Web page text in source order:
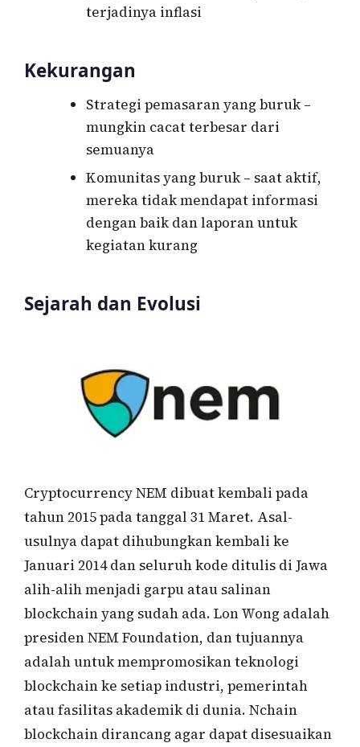
terjadinya inflasi
Kekurangan
Strategi pemasaran yang buruk –
mungkin cacat terbesar dari
semuanya
Komunitas yang buruk – saat aktif,
mereka tidak mendapat informasi
dengan baik dan laporan untuk
kegiatan kurang
Sejarah dan Evolusi
Cryptocurrency NEM dibuat kembali pada
tahun 2015 pada tanggal 31 Maret. Asal-
usulnya dapat dihubungkan kembali ke
Januari 2014 dan seluruh kode ditulis di Jawa
alih-alih menjadi garpu atau salinan
blockchain yang sudah ada. Lon Wong adalah
presiden NEM Foundation, dan tujuannya
adalah untuk mempromosikan teknologi
blockchain ke setiap industri, pemerintah
atau fasilitas akademik di dunia. Nchain
blockchain dirancang agar dapat disesuaikan